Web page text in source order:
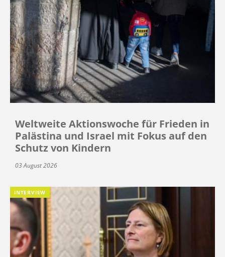
Weltweite Aktionswoche für Frieden in
Palästina und Israel mit Fokus auf den
Schutz von Kindern
03 August 2026
INTERVIEW